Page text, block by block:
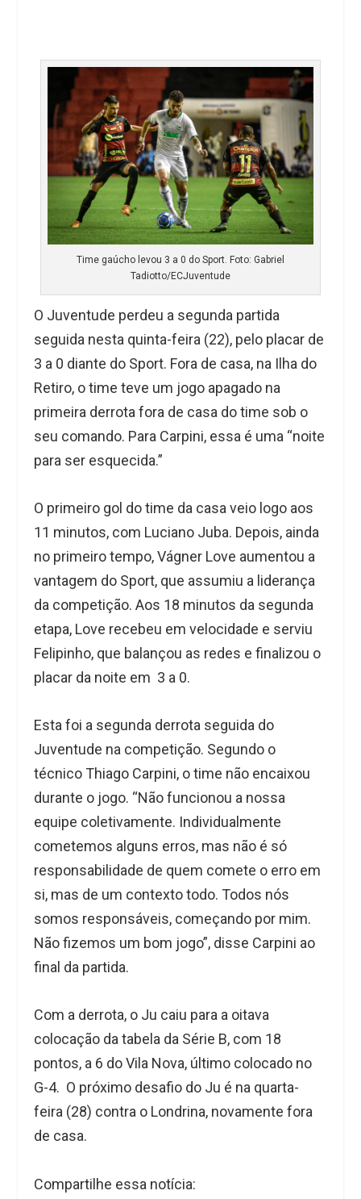
Time gaúcho levou 3 a 0 do Sport. Foto: Gabriel
Tadiotto/ECJuventude
O Juventude perdeu a segunda partida
seguida nesta quinta-feira (22), pelo placar de
3 a 0 diante do Sport. Fora de casa, na Ilha do
Retiro, o time teve um jogo apagado na
primeira derrota fora de casa do time sob o
seu comando. Para Carpini, essa é uma “noite
para ser esquecida.”
O primeiro gol do time da casa veio logo aos
11 minutos, com Luciano Juba. Depois, ainda
no primeiro tempo, Vágner Love aumentou a
vantagem do Sport, que assumiu a liderança
da competição. Aos 18 minutos da segunda
etapa, Love recebeu em velocidade e serviu
Felipinho, que balançou as redes e finalizou o
placar da noite em 3 a 0.
Esta foi a segunda derrota seguida do
Juventude na competição. Segundo o
técnico Thiago Carpini, o time não encaixou
durante o jogo. “Não funcionou a nossa
equipe coletivamente. Individualmente
cometemos alguns erros, mas não é só
responsabilidade de quem comete o erro em
si, mas de um contexto todo. Todos nós
somos responsáveis, começando por mim.
Não fizemos um bom jogo”, disse Carpini ao
final da partida.
Com a derrota, o Ju caiu para a oitava
colocação da tabela da Série B, com 18
pontos, a 6 do Vila Nova, último colocado no
G-4. O próximo desafio do Ju é na quarta-
feira (28) contra o Londrina, novamente fora
de casa.
Compartilhe essa notícia: